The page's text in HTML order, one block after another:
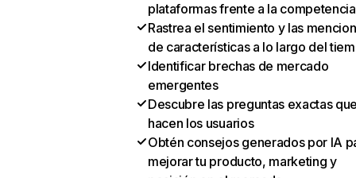
plataformas frente a la competencia
Rastrea el sentimiento y las
de características a lo largo del
Identificar brechas de mercado
emergentes
Descubre las preguntas exactas
hacen los usuarios
Obtén consejos generados por IA
mejorar tu producto, marketing y